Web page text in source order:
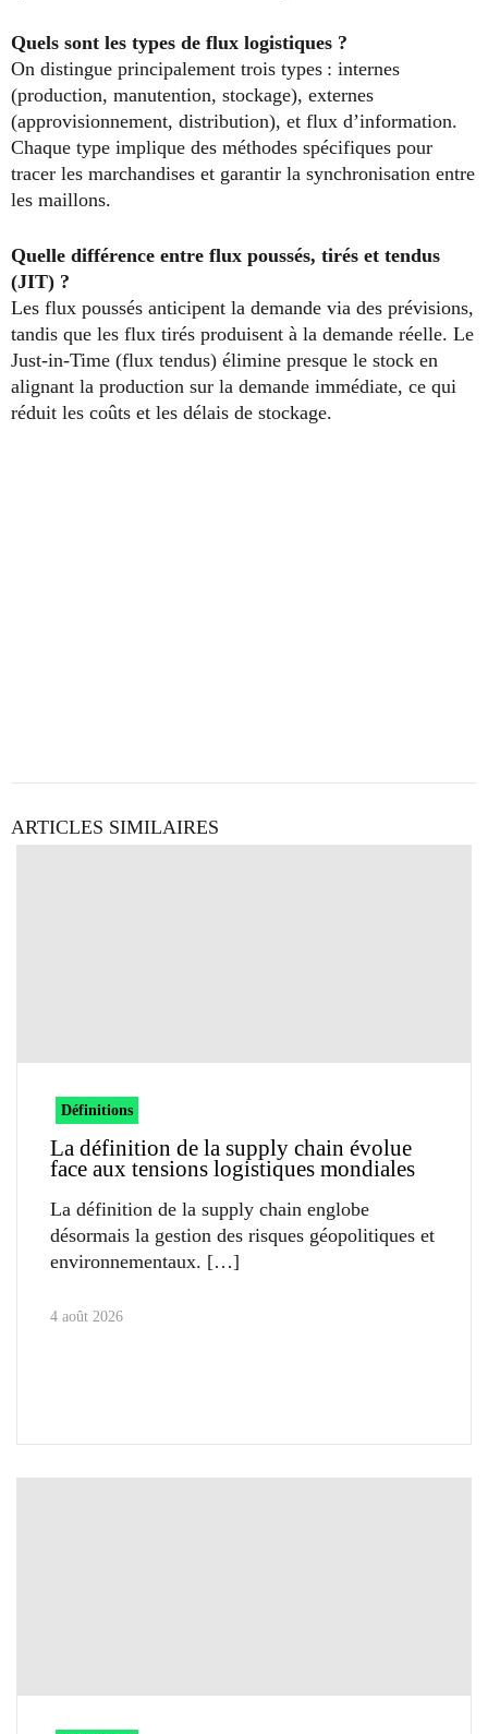
Quels sont les types de flux logistiques ?
On distingue principalement trois types : internes
(production, manutention, stockage), externes
(approvisionnement, distribution), et flux d’information.
Chaque type implique des méthodes spécifiques pour
tracer les marchandises et garantir la synchronisation entre
les maillons.
Quelle différence entre flux poussés, tirés et tendus
(JIT) ?
Les flux poussés anticipent la demande via des prévisions,
tandis que les flux tirés produisent à la demande réelle. Le
Just‐in‐Time (flux tendus) élimine presque le stock en
alignant la production sur la demande immédiate, ce qui
réduit les coûts et les délais de stockage.
ARTICLES SIMILAIRES
Définitions
La définition de la supply chain évolue
face aux tensions logistiques mondiales
La définition de la supply chain englobe
désormais la gestion des risques géopolitiques et
environnementaux.
4 août 2026